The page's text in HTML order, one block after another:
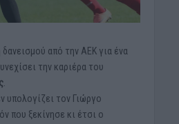
από την ΑΕΚ για ένα
την καριέρα του
.
υπολογίζει τον Γιώργο
που ξεκίνησε κι έτσι ο